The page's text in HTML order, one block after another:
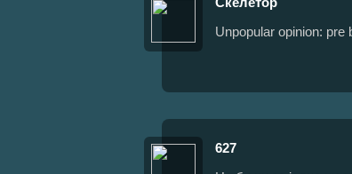
Unpopular opinion: pre
627